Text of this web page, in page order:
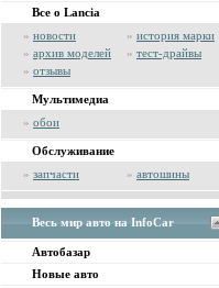
Все о Lancia
» новости » история марки
» архив моделей » тест-драйвы
» отзывы
Мультимедиа
» обои
Обслуживание
» запчасти » автошины
Весь мир авто на InfoCar
Автобазар
Новые авто